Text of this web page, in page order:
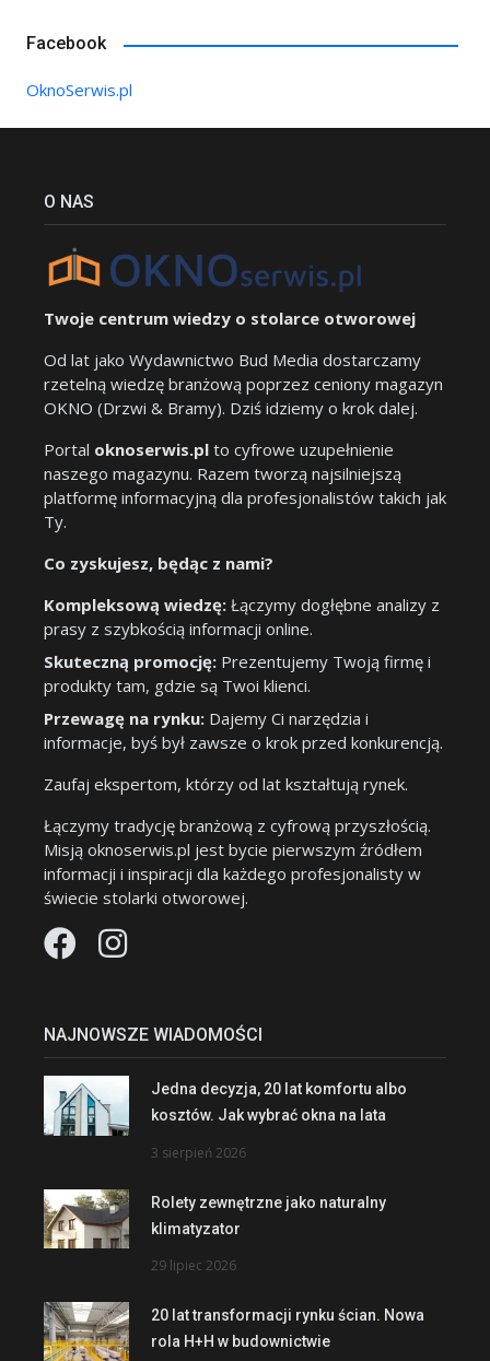
Facebook
OknoSerwis.pl
O NAS
Twoje centrum wiedzy o stolarce otworowej
Od lat jako Wydawnictwo Bud Media dostarczamy
rzetelną wiedzę branżową poprzez ceniony magazyn
OKNO (Drzwi & Bramy). Dziś idziemy o krok dalej.
Portal oknoserwis.pl to cyfrowe uzupełnienie
naszego magazynu. Razem tworzą najsilniejszą
platformę informacyjną dla profesjonalistów takich jak
Ty.
Co zyskujesz, będąc z nami?
Kompleksową wiedzę: Łączymy dogłębne analizy z
prasy z szybkością informacji online.
Skuteczną promocję: Prezentujemy Twoją firmę i
produkty tam, gdzie są Twoi klienci.
Przewagę na rynku: Dajemy Ci narzędzia i
informacje, byś był zawsze o krok przed konkurencją.
Zaufaj ekspertom, którzy od lat kształtują rynek.
Łączymy tradycję branżową z cyfrową przyszłością.
Misją oknoserwis.pl jest bycie pierwszym źródłem
informacji i inspiracji dla każdego profesjonalisty w
świecie stolarki otworowej.
NAJNOWSZE WIADOMOŚCI
Jedna decyzja, 20 lat komfortu albo
kosztów. Jak wybrać okna na lata
3 sierpień 2026
Rolety zewnętrzne jako naturalny
klimatyzator
29 lipiec 2026
20 lat transformacji rynku ścian. Nowa
rola H+H w budownictwie